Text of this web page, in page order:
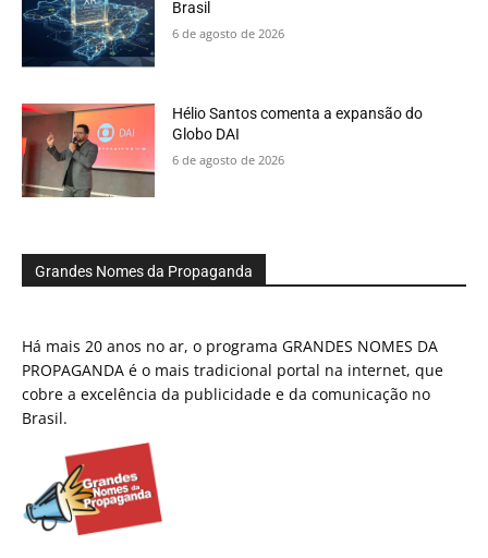
Brasil
6 de agosto de 2026
Hélio Santos comenta a expansão do
Globo DAI
6 de agosto de 2026
Grandes Nomes da Propaganda
Há mais 20 anos no ar, o programa GRANDES NOMES DA
PROPAGANDA é o mais tradicional portal na internet, que
cobre a excelência da publicidade e da comunicação no
Brasil.